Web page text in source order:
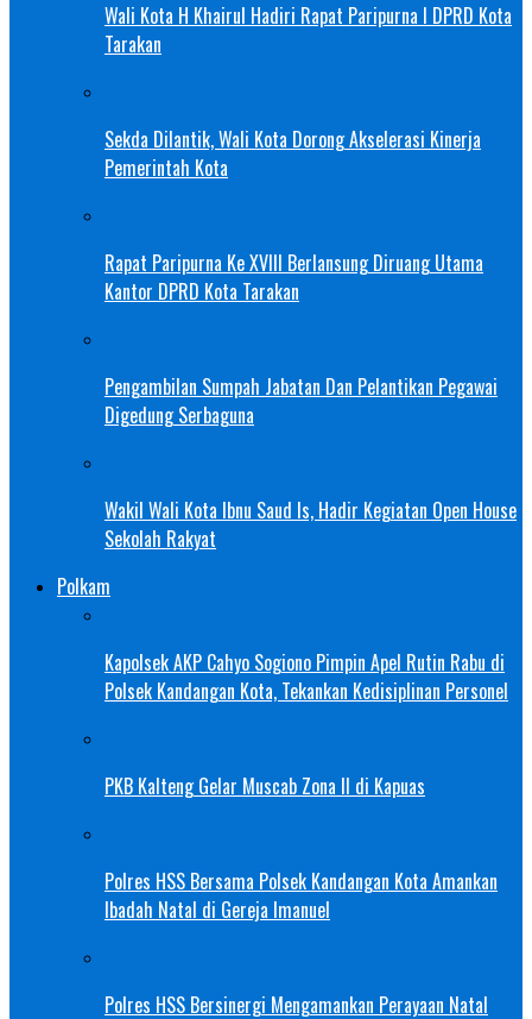
Wali Kota H Khairul Hadiri Rapat Paripurna I DPRD Kota
Tarakan
Sekda Dilantik, Wali Kota Dorong Akselerasi Kinerja
Pemerintah Kota
Rapat Paripurna Ke XVIII Berlansung Diruang Utama
Kantor DPRD Kota Tarakan
Pengambilan Sumpah Jabatan Dan Pelantikan Pegawai
Digedung Serbaguna
Wakil Wali Kota Ibnu Saud Is, Hadir Kegiatan Open House
Sekolah Rakyat
Polkam
Kapolsek AKP Cahyo Sogiono Pimpin Apel Rutin Rabu di
Polsek Kandangan Kota, Tekankan Kedisiplinan Personel
PKB Kalteng Gelar Muscab Zona II di Kapuas
Polres HSS Bersama Polsek Kandangan Kota Amankan
Ibadah Natal di Gereja Imanuel
Polres HSS Bersinergi Mengamankan Perayaan Natal